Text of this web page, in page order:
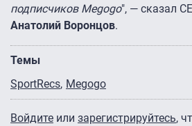
подписчиков Megogo", — сказал
Анатолий Воронцов.
Темы
SportRecs Megogo
Войдите или зарегистрируйтесь,